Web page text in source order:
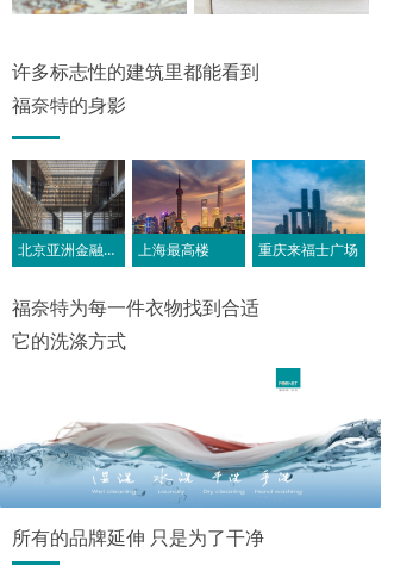
许多标志性的建筑里都能看到
福奈特的身影
北京亚洲金融大厦 上海最高楼 重庆来福士广场
福奈特为每一件衣物找到合适
它的洗涤方式
所有的品牌延伸 只是为了干净